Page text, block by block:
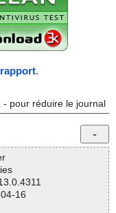
.
- pour réduire le journal
16